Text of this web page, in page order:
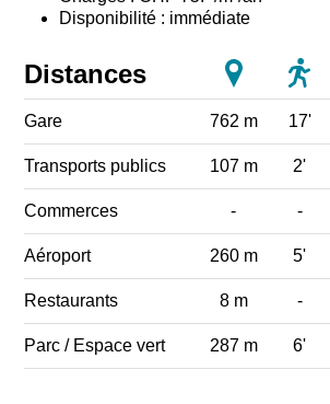
Disponibilité : immédiate
Distances
Gare 762 m 17'
Transports publics 107 m 2'
Commerces - -
Aéroport 260 m 5'
Restaurants 8 m -
Parc / Espace vert 287 m 6'